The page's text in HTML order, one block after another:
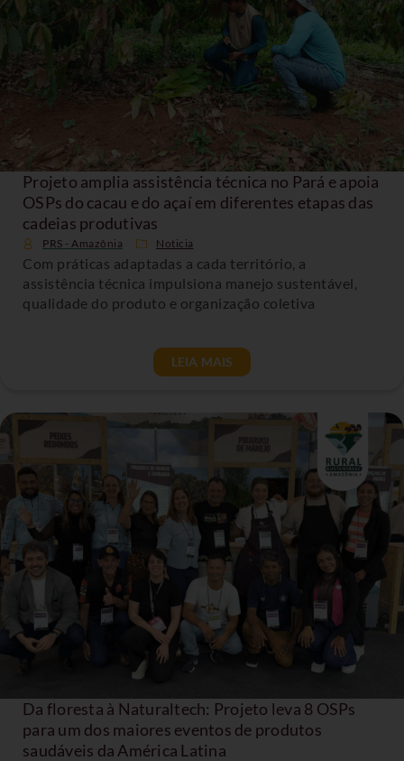
Projeto amplia assistência técnica no Pará e apoia
OSPs do cacau e do açaí em diferentes etapas das
cadeias produtivas
PRS - Amazônia Noticia
Com práticas adaptadas a cada território, a
assistência técnica impulsiona manejo sustentável,
qualidade do produto e organização coletiva
LEIA MAIS
Da floresta à Naturaltech: Projeto leva 8 OSPs
para um dos maiores eventos de produtos
saudáveis da América Latina